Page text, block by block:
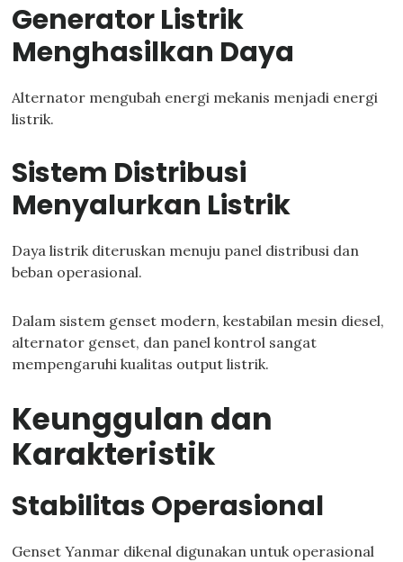
Generator Listrik
Menghasilkan Daya
Alternator mengubah energi mekanis menjadi energi
listrik.
Sistem Distribusi
Menyalurkan Listrik
Daya listrik diteruskan menuju panel distribusi dan
beban operasional.
Dalam sistem genset modern, kestabilan mesin diesel,
alternator genset, dan panel kontrol sangat
mempengaruhi kualitas output listrik.
Keunggulan dan
Karakteristik
Stabilitas Operasional
Genset Yanmar dikenal digunakan untuk operasional